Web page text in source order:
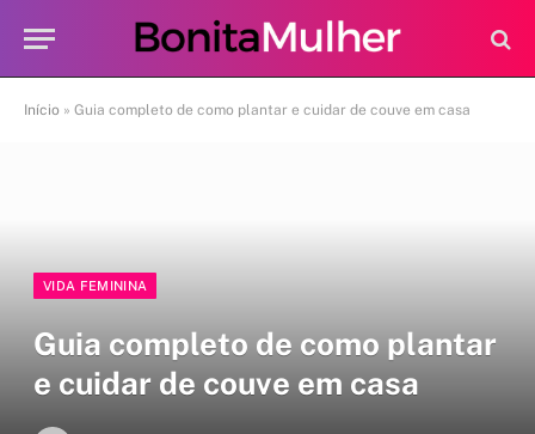
Início » Guia completo de como plantar e cuidar de couve em casa
VIDA FEMININA
Guia completo de como plantar
e cuidar de couve em casa